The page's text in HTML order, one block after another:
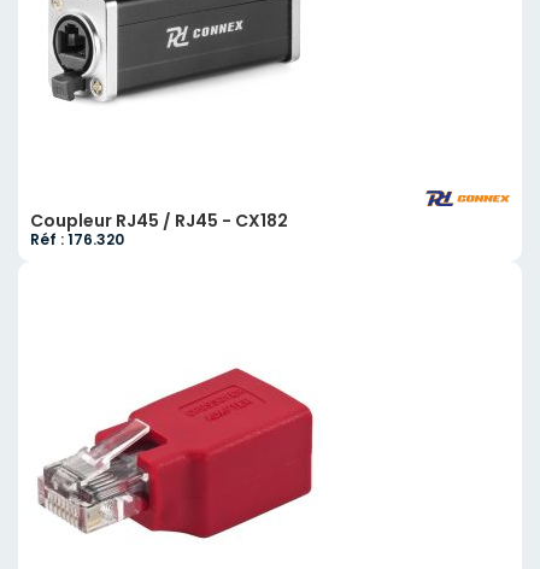
Coupleur RJ45 / RJ45 - CX182
Réf : 176.320